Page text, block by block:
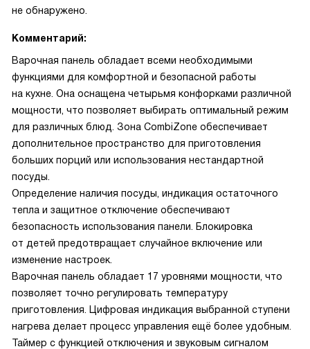
не обнаружено.
Комментарий:
Варочная панель обладает всеми необходимыми
функциями для комфортной и безопасной работы
на кухне. Она оснащена четырьмя конфорками различной
мощности, что позволяет выбирать оптимальный режим
для различных блюд. Зона CombiZone обеспечивает
дополнительное пространство для приготовления
больших порций или использования нестандартной
посуды.
Определение наличия посуды, индикация остаточного
тепла и защитное отключение обеспечивают
безопасность использования панели. Блокировка
от детей предотвращает случайное включение или
изменение настроек.
Варочная панель обладает 17 уровнями мощности, что
позволяет точно регулировать температуру
приготовления. Цифровая индикация выбранной ступени
нагрева делает процесс управления ещё более удобным.
Таймер с функцией отключения и звуковым сигналом